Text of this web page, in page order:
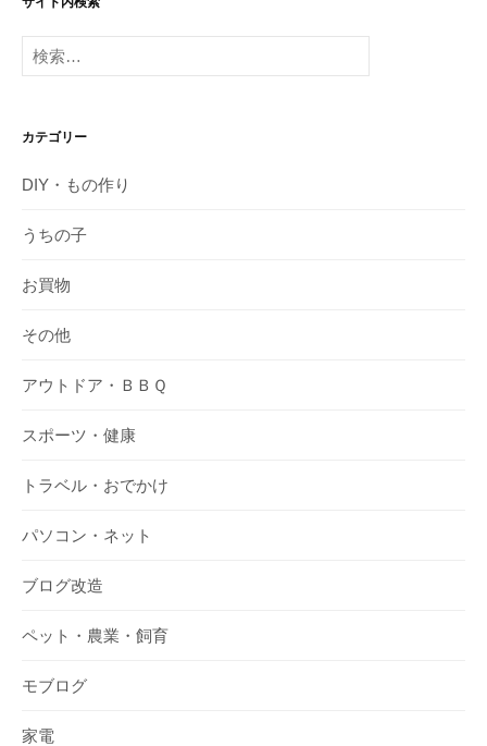
検
索:
カテゴリー
DIY・もの作り
うちの子
お買物
その他
アウトドア・ＢＢＱ
スポーツ・健康
トラベル・おでかけ
パソコン・ネット
ブログ改造
ペット・農業・飼育
モブログ
家電